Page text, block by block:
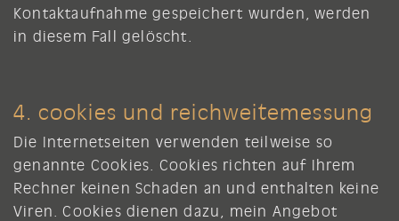
Kontaktaufnahme gespeichert wurden, werden
in diesem Fall gelöscht.
4. cookies und reichweitemessung
Die Internetseiten verwenden teilweise so
genannte Cookies. Cookies richten auf Ihrem
Rechner keinen Schaden an und enthalten keine
Viren. Cookies dienen dazu, mein Angebot